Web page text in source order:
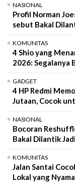
NASIONAL
Profil Norman
sebut Bakal
KOMUNITAS
4 Shio yang
2026: Segalanya
GADGET
4 HP Redmi
Jutaan, Cocok
NASIONAL
Bocoran
Bakal Dilantik
KOMUNITAS
Jalan Santai
Lokal yang